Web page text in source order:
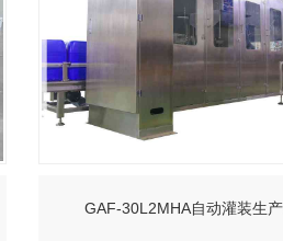
GAF-30L2MHA自动灌装生